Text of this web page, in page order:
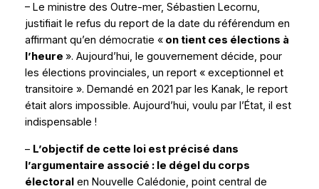
– Le ministre des Outre-mer, Sébastien Lecornu,
justifiait le refus du report de la date du référendum en
affirmant qu’en démocratie «on tient ces élections à
l’heure ». Aujourd’hui, le gouvernement décide, pour
les élections provinciales, un report « exceptionnel et
transitoire ». Demandé en 2021 par les Kanak, le report
était alors impossible. Aujourd’hui, voulu par l’État, il est
indispensable !
– L’objectif de cette loi est précisé dans
l’argumentaire associé : le dégel du corps
électoralen Nouvelle Calédonie, point central de